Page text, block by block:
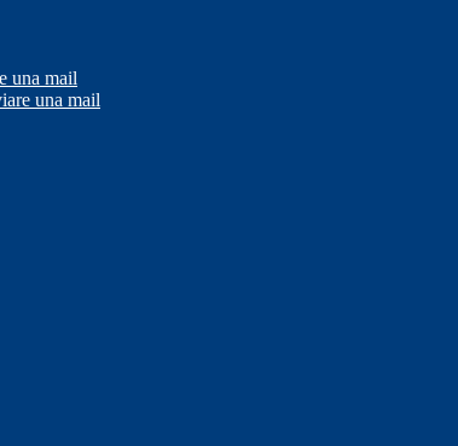
una mail
una mail